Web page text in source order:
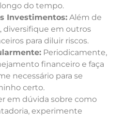
do tempo.
Investimentos: Além de
diversifique em outros
para diluir riscos.
Periodicamente,
financeiro e faça
necessário para se
certo.
em dúvida sobre como
experimente